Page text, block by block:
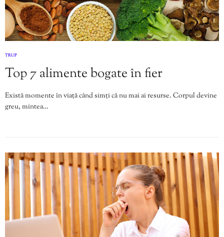
TRUP
Top 7 alimente bogate în fier
Există momente în viață când simți că nu mai ai resurse. Corpul devine
greu, mintea…